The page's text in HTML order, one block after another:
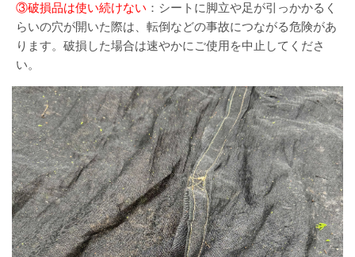
③破損品は使い続けない ：シートに脚立や足が引っかかるく
らいの穴が開いた際は、転倒などの事故につながる危険があ
ります。破損した場合は速やかにご使用を中止してくださ
い。